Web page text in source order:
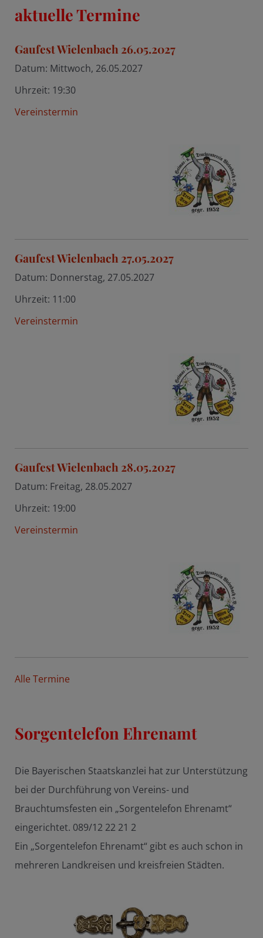
aktuelle Termine
Gaufest Wielenbach 26.05.2027
Datum: Mittwoch, 26.05.2027
Uhrzeit: 19:30
Vereinstermin
Gaufest Wielenbach 27.05.2027
Datum: Donnerstag, 27.05.2027
Uhrzeit: 11:00
Vereinstermin
Gaufest Wielenbach 28.05.2027
Datum: Freitag, 28.05.2027
Uhrzeit: 19:00
Vereinstermin
Alle Termine
Sorgentelefon Ehrenamt
Die Bayerischen Staatskanzlei hat zur Unterstützung
bei der Durchführung von Vereins- und
Brauchtumsfesten ein „Sorgentelefon Ehrenamt“
eingerichtet. 089/12 22 21 2
Ein „Sorgentelefon Ehrenamt“ gibt es auch schon in
mehreren Landkreisen und kreisfreien Städten.